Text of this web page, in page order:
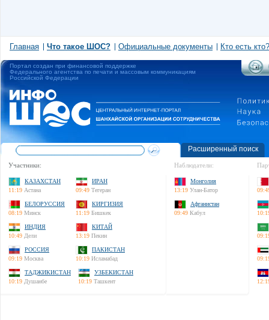
Главная Что такое ШОС? Официальные документы Кто есть кто?
Портал создан при финансовой поддержке
Федерального агентства по печати и массовым коммуникациям
Российской Федерации
Расширенный поиск
Участники:
КАЗАХСТАН
11:19 Астана
ИРАН
09:49 Тегеран
БЕЛОРУССИЯ
08:19 Минск
КИРГИЗИЯ
11:19 Бишкек
ИНДИЯ
10:49 Дели
КИТАЙ
13:19 Пекин
РОССИЯ
09:19 Москва
ПАКИСТАН
10:19 Исламабад
ТАДЖИКИСТАН
10:19 Душанбе
УЗБЕКИСТАН
10:19 Ташкент
Наблюдатели:
Монголия
13:19 Улан-Батор
Афганистан
09:49 Кабул